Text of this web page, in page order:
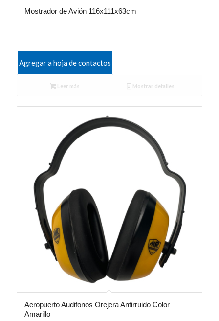
Mostrador de Avión 116x111x63cm
Agregar a hoja de contactos
Leer más Mostrar detalles
Aeropuerto Audifonos Orejera Antirruido Color
Amarillo